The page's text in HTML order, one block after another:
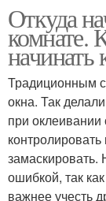
Откуда
комнате.
начинать
Традиционным
окна. Так
при
замаскировать.
ошибкой, так
важнее учесть